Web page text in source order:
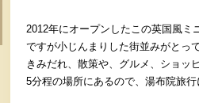
2012年にオープンしたこの英国風ミ
ですが小じんまりした街並みがとっ
きみだれ、散策や、グルメ、ショッ
5分程の場所にあるので、湯布院旅